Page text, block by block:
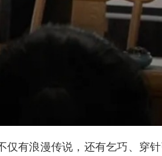
仅有浪漫传说，还有乞巧、穿